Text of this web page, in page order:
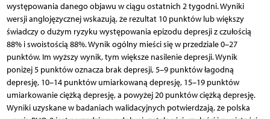
występowania danego objawu w ciągu ostatnich 2 tygodni. Wyniki
wersji anglojęzycznej wskazują, że rezultat 10 punktów lub większy
świadczy o dużym ryzyku występowania epizodu depresji z czułością
88% i swoistością 88%. Wynik ogólny mieści się w przedziale 0–27
punktów. Im wyższy wynik, tym większe nasilenie depresji. Wynik
poniżej 5 punktów oznacza brak depresji, 5–9 punktów łagodną
depresję, 10–14 punktów umiarkowaną depresję, 15–19 punktów
umiarkowanie ciężką depresję, a powyżej 20 punktów ciężką depresję.
Wyniki uzyskane w badaniach walidacyjnych potwierdzają, że polska